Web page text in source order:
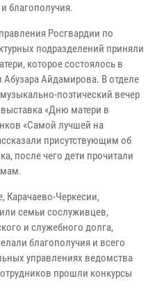
благополучия.
Росгвардии по
подразделений приняли
которое состоялось в
Айдамирова. В отделе
поэтический вечер
«Дню матери в
«Самой лучшей на
присутствующим об
после чего дети прочитали
Карачаево-Черкесии,
семьи сослуживцев,
и служебного долга,
благополучия и всего
управлениях ведомства
прошли конкурсы